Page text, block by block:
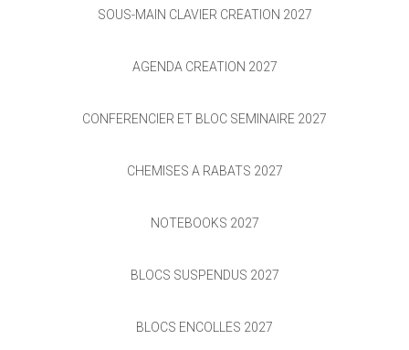
SOUS-MAIN CLAVIER CRÉATION 2027
AGENDA CRÉATION 2027
CONFERENCIER ET BLOC SEMINAIRE 2027
CHEMISES À RABATS 2027
NOTEBOOKS 2027
BLOCS SUSPENDUS 2027
BLOCS ENCOLLÉS 2027